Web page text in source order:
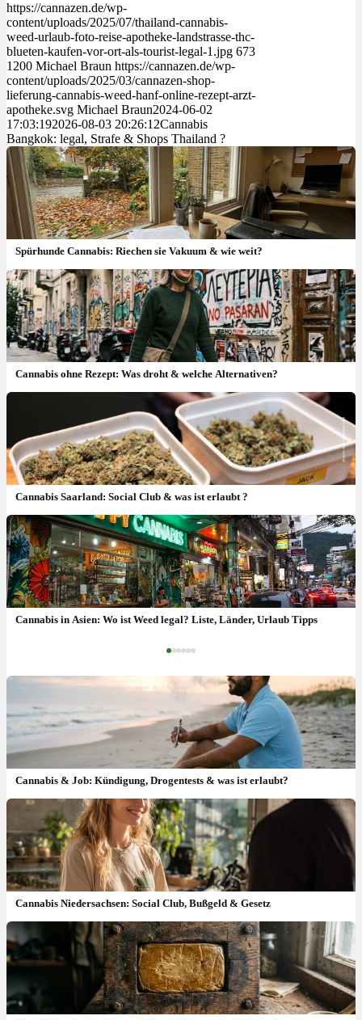
https://cannazen.de/wp-
content/uploads/2025/07/thailand-cannabis-
weed-urlaub-foto-reise-apotheke-landstrasse-thc-
blueten-kaufen-vor-ort-als-tourist-legal-1.jpg 673
1200 Michael Braun https://cannazen.de/wp-
content/uploads/2025/03/cannazen-shop-
lieferung-cannabis-weed-hanf-online-rezept-arzt-
apotheke.svg Michael Braun2024-06-02
17:03:192026-08-03 20:26:12Cannabis
Bangkok: legal, Strafe & Shops Thailand ?
Spürhunde Cannabis: Riechen sie Vakuum & wie weit?
Cannabis ohne Rezept: Was droht & welche Alternativen?
Cannabis Saarland: Social Club & was ist erlaubt ?
Cannabis in Asien: Wo ist Weed legal? Liste, Länder, Urlaub Tipps
Cannabis Besitz Strafe: ab wieviel Gramm & Folgen ?
Cannabis & Job: Kündigung, Drogentests & was ist erlaubt?
Cannabis Niedersachsen: Social Club, Bußgeld & Gesetz